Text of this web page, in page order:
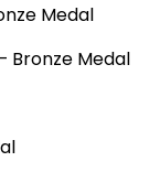
Medal
Bronze Medal